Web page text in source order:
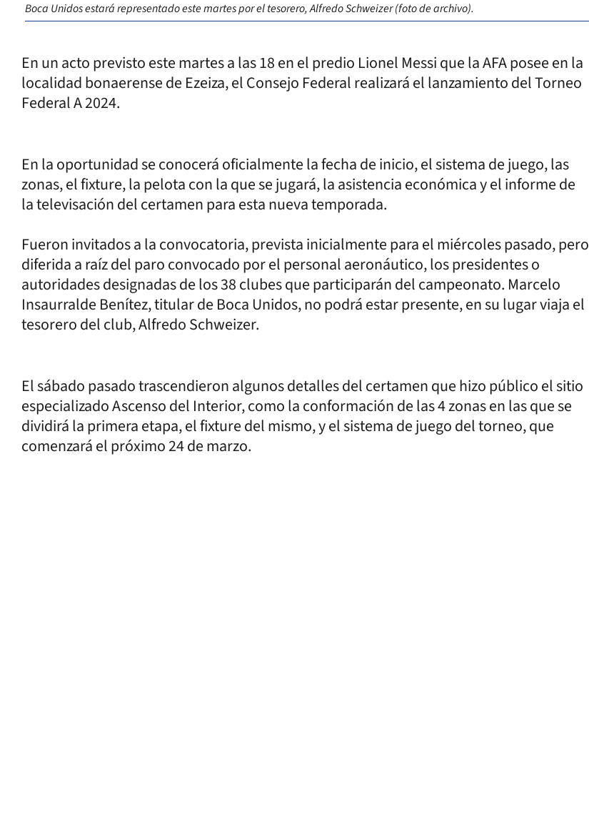
Boca Unidos estará representado este martes por el tesorero, Alfredo Schweizer (foto de archivo).
En un acto previsto este martes a las 18 en el predio Lionel Messi que la AFA posee en la
localidad bonaerense de Ezeiza, el Consejo Federal realizará el lanzamiento del Torneo
Federal A 2024.
En la oportunidad se conocerá oficialmente la fecha de inicio, el sistema de juego, las
zonas, el fixture, la pelota con la que se jugará, la asistencia económica y el informe de
la televisación del certamen para esta nueva temporada.
Fueron invitados a la convocatoria, prevista inicialmente para el miércoles pasado, pero
diferida a raíz del paro convocado por el personal aeronáutico, los presidentes o
autoridades designadas de los 38 clubes que participarán del campeonato. Marcelo
Insaurralde Benítez, titular de Boca Unidos, no podrá estar presente, en su lugar viaja el
tesorero del club, Alfredo Schweizer.
El sábado pasado trascendieron algunos detalles del certamen que hizo público el sitio
especializado Ascenso del Interior, como la conformación de las 4 zonas en las que se
dividirá la primera etapa, el fixture del mismo, y el sistema de juego del torneo, que
comenzará el próximo 24 de marzo.